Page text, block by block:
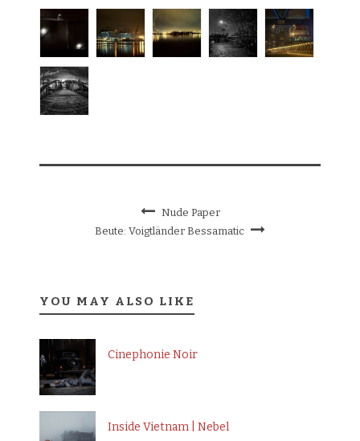
Nude Paper
Beute: Voigtländer Bessamatic
YOU MAY ALSO LIKE
Cinephonie Noir
Inside Vietnam | Nebel